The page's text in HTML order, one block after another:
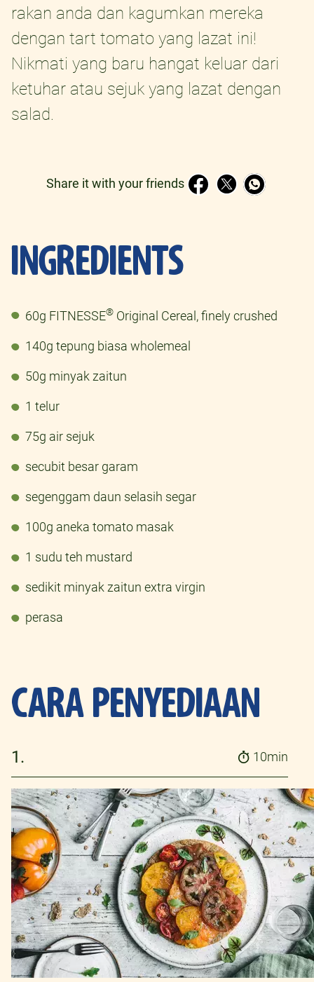
rakan anda dan kagumkan mereka
dengan tart tomato yang lazat ini!
Nikmati yang baru hangat keluar dari
ketuhar atau sejuk yang lazat dengan
salad.
Share it with your friends
INGREDIENTS
60g FITNESSE® Original Cereal, finely crushed
140g tepung biasa wholemeal
50g minyak zaitun
1 telur
75g air sejuk
secubit besar garam
segenggam daun selasih segar
100g aneka tomato masak
1 sudu teh mustard
sedikit minyak zaitun extra virgin
perasa
CARA PENYEDIAAN
1. 10min